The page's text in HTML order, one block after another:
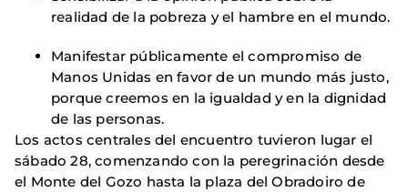
realidad de la pobreza y el hambre en el mundo.
Manifestar públicamente el compromiso de
Manos Unidas en favor de un mundo más justo,
porque creemos en la igualdad y en la dignidad
de las personas.
Los actos centrales del encuentro tuvieron lugar el
sábado 28, comenzando con la peregrinación desde
el Monte del Gozo hasta la plaza del Obradoiro de